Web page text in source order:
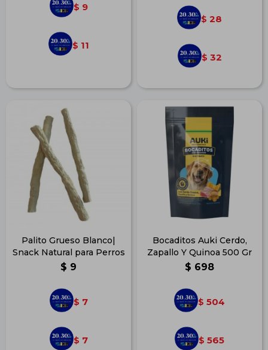
$ 9
$ 11
$ 28
$ 32
Palito Grueso Blanco|
Snack Natural para Perros
$ 9
$ 7
$ 7
Bocaditos Auki Cerdo,
Zapallo Y Quinoa 500 Gr
$ 698
$ 504
$ 565